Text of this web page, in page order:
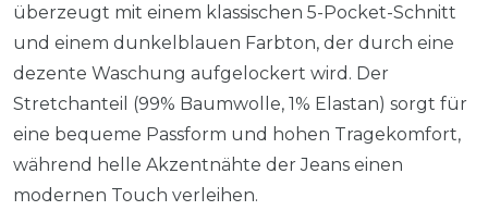
überzeugt mit einem klassischen 5-Pocket-Schnitt
und einem dunkelblauen Farbton, der durch eine
dezente Waschung aufgelockert wird. Der
Stretchanteil (99% Baumwolle, 1% Elastan) sorgt für
eine bequeme Passform und hohen Tragekomfort,
während helle Akzentnähte der Jeans einen
modernen Touch verleihen.